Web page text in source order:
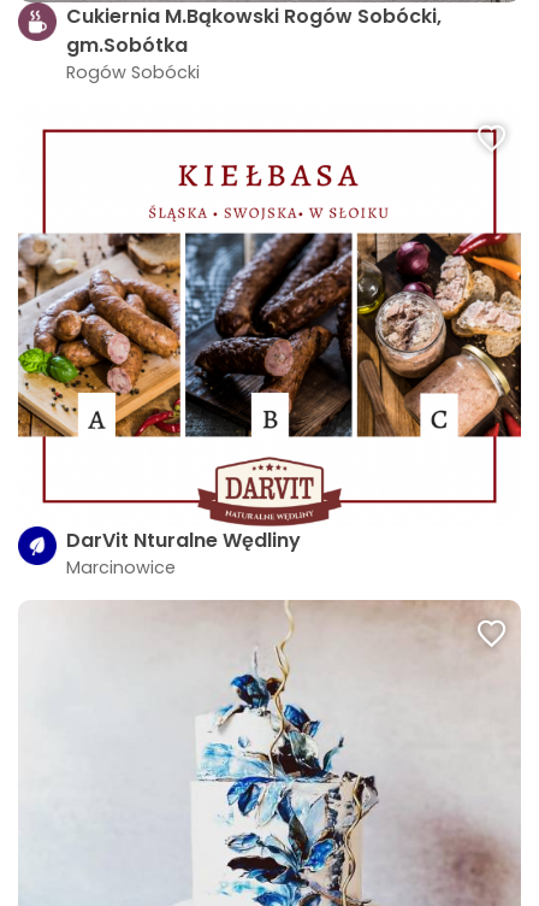
Cukiernia M.Bąkowski Rogów Sobócki,
gm.Sobótka
Rogów Sobócki
DarVit Nturalne Wędliny
Marcinowice